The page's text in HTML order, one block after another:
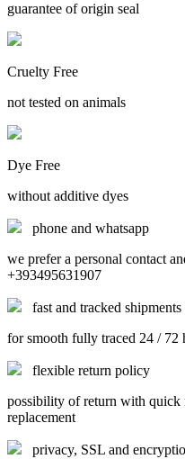
guarantee of origin seal
Cruelty Free
not tested on animals
Dye Free
without additive dyes
phone and whatsapp
we prefer a personal contact
+393495631907
fast and tracked shipments
for smooth fully traced 24 / 72
flexible return policy
possibility of return with quick
replacement
privacy, SSL and